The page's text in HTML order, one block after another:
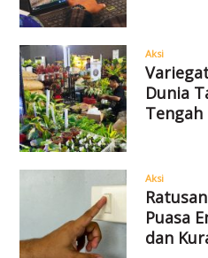
Aksi
Dunia
Tengah
Aksi
Puasa
dan